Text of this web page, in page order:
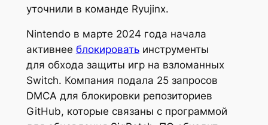
уточнили в команде Ryujinx.
Nintendo в марте 2024 года начала
активнее блокироватьинструменты
для обхода защиты игр на взломанных
Switch. Компания подала 25 запросов
DMCA для блокировки репозиториев
GitHub, которые связаны с программой